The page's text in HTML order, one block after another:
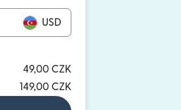
USD
49,00 CZK
149,00 CZK